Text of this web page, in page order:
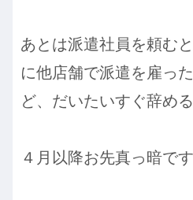
あとは派遣社員を頼む
に他店舗で派遣を雇っ
ど、だいたいすぐ辞める
４月以降お先真っ暗です